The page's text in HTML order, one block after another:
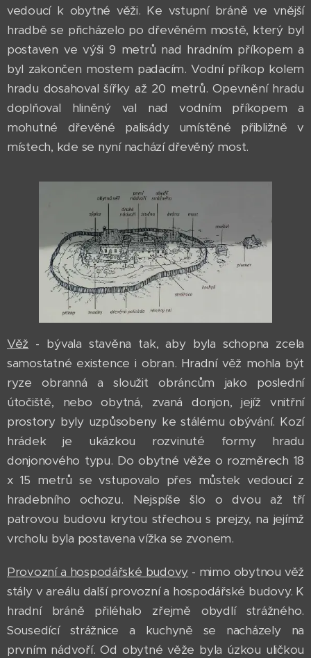
vedoucí k obytné věži. Ke vstupní bráně ve vnější
hradbě se přicházelo po dřevěném mostě, který byl
postaven ve výši 9 metrů nad hradním příkopem a
byl zakončen mostem padacím. Vodní příkop kolem
hradu dosahoval šířky až 20 metrů. Opevnění hradu
doplňoval hliněný val nad vodním příkopem a
mohutné dřevěné palisády umístěné přibližně v
místech, kde se nyní nachází dřevěný most.
Věž - bývala stavěna tak, aby byla schopna zcela
samostatné existence i obran. Hradní věž mohla být
ryze obranná a sloužit obráncům jako poslední
útočiště, nebo obytná, zvaná donjon, jejíž vnitřní
prostory byly uzpůsobeny ke stálému obývání. Kozí
hrádek je ukázkou rozvinuté formy hradu
donjonového typu. Do obytné věže o rozměrech 18
x 15 metrů se vstupovalo přes můstek vedoucí z
hradebního ochozu. Nejspíše šlo o dvou až tří
patrovou budovu krytou střechou s prejzy, na jejímž
vrcholu byla postavena vížka se zvonem.
Provozní a hospodářské budovy - mimo obytnou věž
stály v areálu další provozní a hospodářské budovy. K
hradní bráně přiléhalo zřejmě obydlí strážného.
Sousedící strážnice a kuchyně se nacházely na
prvním nádvoří. Od obytné věže byla úzkou uličkou